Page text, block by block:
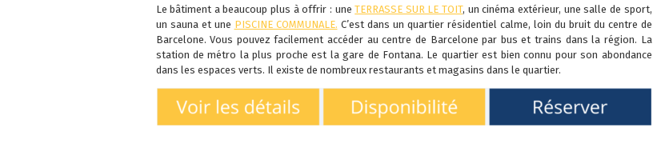
Le bâtiment a beaucoup plus à offrir : uneTERRASSE SUR LE TOIT, un cinéma extérieur, une salle de sport,
un sauna et une PISCINE COMMUNALE. C’est dans un quartier résidentiel calme, loin du bruit du centre de
Barcelone. Vous pouvez facilement accéder au centre de Barcelone par bus et trains dans la région. La
station de métro la plus proche est la gare de Fontana. Le quartier est bien connu pour son abondance
dans les espaces verts. Il existe de nombreux restaurants et magasins dans le quartier.